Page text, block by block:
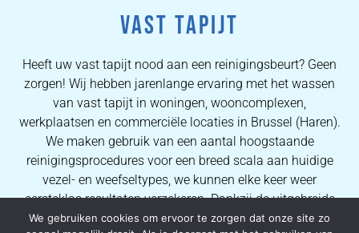
VAST TAPIJT
Heeft uw vast tapijt nood aan een reinigingsbeurt? Geen
zorgen! Wij hebben jarenlange ervaring met het wassen
van vast tapijt in woningen, wooncomplexen,
werkplaatsen en commerciële locaties in Brussel (Haren).
We maken gebruik van een aantal hoogstaande
reinigingsprocedures voor een breed scala aan huidige
vezel- en weefseltypes, we kunnen elke keer weer
eersteklas resultaten verzekeren. Dankzij de uitgebreide
kennis van onze operators kunnen wij al onze
We gebruiken cookies om ervoor te zorgen dat onze site zo